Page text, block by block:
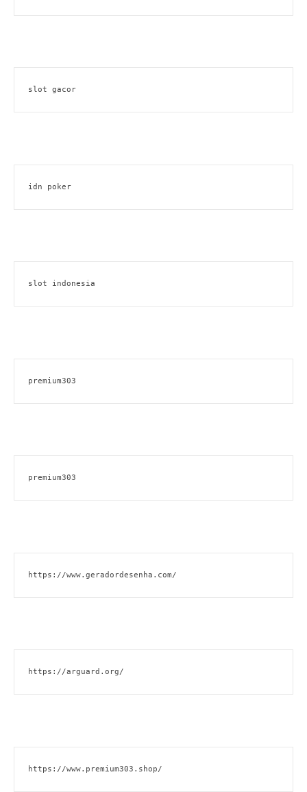
slot gacor
idn poker
slot indonesia
premium303
premium303
https://www.geradordesenha.com/
https://arguard.org/
https://www.premium303.shop/